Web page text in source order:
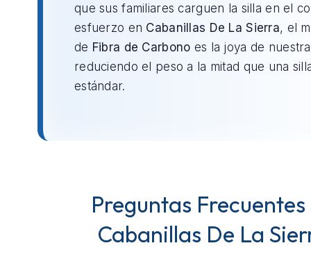
que sus familiares carguen la silla en el
esfuerzo en Cabanillas De La Sierra, el
de Fibra de Carbono es la joya de
reduciendo el peso a la mitad que una
estándar.
Preguntas Frecuentes
Cabanillas De La